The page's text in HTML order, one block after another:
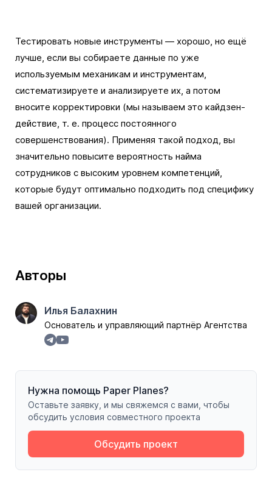
Тестировать новые инструменты — хорошо, но ещё
лучше, если вы собираете данные по уже
используемым механикам и инструментам,
систематизируете и анализируете их, а потом
вносите корректировки (мы называем это кайдзен-
действие, т. е. процесс постоянного
совершенствования). Применяя такой подход, вы
значительно повысите вероятность найма
сотрудников с высоким уровнем компетенций,
которые будут оптимально подходить под специфику
вашей организации.
Авторы
Илья Балахнин
Основатель и управляющий партнёр Агентства
Нужна помощь Paper Planes?
Оставьте заявку, и мы свяжемся с вами, чтобы
обсудить условия совместного проекта
Обсудить проект